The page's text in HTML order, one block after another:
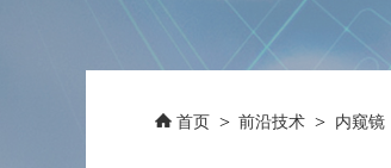
首页 > 前沿技术 > 内窥镜